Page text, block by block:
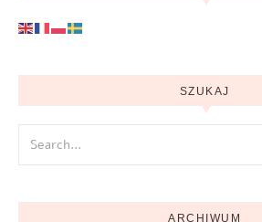
SZUKAJ
ARCHIWUM